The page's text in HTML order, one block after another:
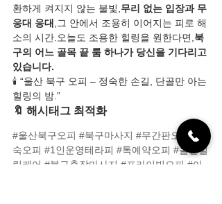
환하게 켜지지 않는 불빛, 무리 없는 입장과 무
응대 응대 ,그 안에서 조용히 이어지는 피로 해
소의 시간.오늘도 조용한 힐링을 원한다면, 북
구의 어느 골목 끝 룸 하나가 당신을 기다리고
있습니다.
🕯️ “울산 북구 오피 – 정숙한 손길, 단골만 아는
힐링의 밤.”
🔖 해시태그 최적화
#울산북구오피 #북구마사지 #무간판오피 #정
숙오피 #1인운영테라피 #톡예약오피 #울산힐
링케어 #북구출장마사지 #프라이빗오피 #아